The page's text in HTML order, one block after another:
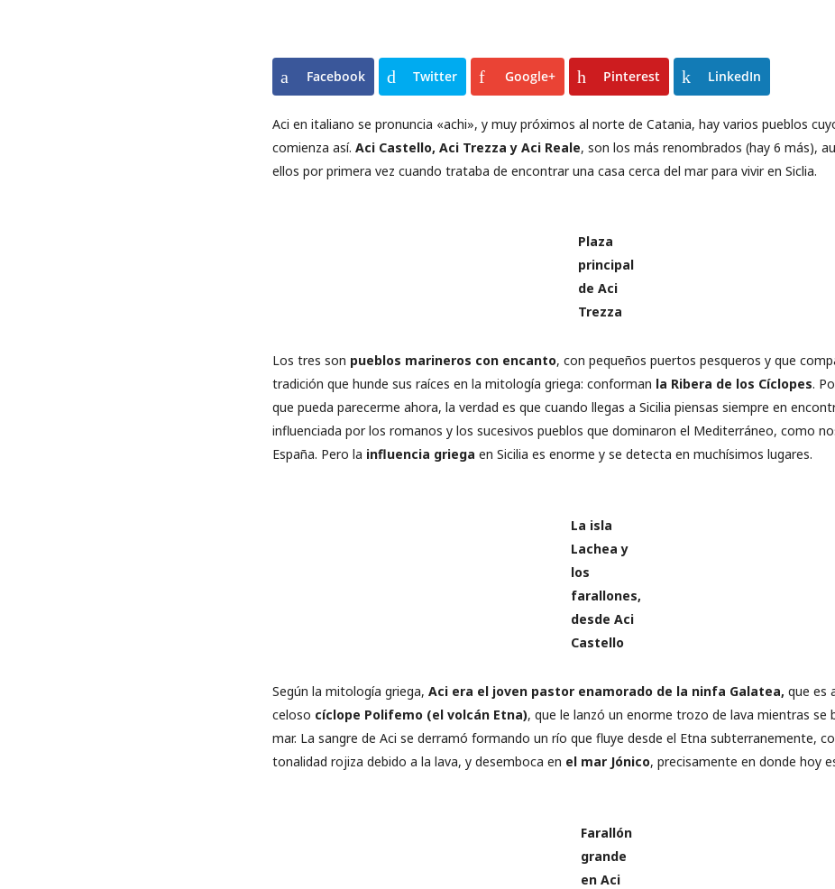
Facebook Twitter Google+ Pinterest LinkedIn
Aci en italiano se pronuncia «achi», y muy próximos al norte de Catania, hay varios pueblos
comienza así. Aci Castello, Aci Trezza y Aci Reale, son los más renombrados (hay 6 más),
ellos por primera vez cuando trataba de encontrar una casa cerca del mar para vivir en Siclia.
Plaza
principal
de Aci
Trezza
Los tres son pueblos marineros con encanto, con pequeños puertos pesqueros y que
tradición que hunde sus raíces en la mitología griega: conforman la Ribera de los Cíclopes.
que pueda parecerme ahora, la verdad es que cuando llegas a Sicilia piensas siempre en
influenciada por los romanos y los sucesivos pueblos que dominaron el Mediterráneo, como
España. Pero la influencia griega en Sicilia es enorme y se detecta en muchísimos lugares.
La isla
Lachea y
los
farallones,
desde Aci
Castello
Según la mitología griega, Aci era el joven pastor enamorado de la ninfa Galatea, que es
celoso cíclope Polifemo (el volcán Etna), que le lanzó un enorme trozo de lava mientras se
mar. La sangre de Aci se derramó formando un río que fluye desde el Etna subterranemente,
tonalidad rojiza debido a la lava, y desemboca en el mar Jónico, precisamente en donde hoy
Farallón
grande
en Aci